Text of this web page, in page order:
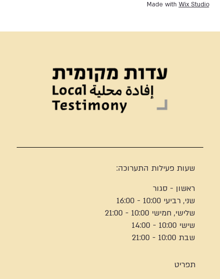
Made with Wix Studio
שעות פעילות התערוכה:
ראשון - סגור
שני, רביעי 10:00 - 16:00
שלישי, חמישי 10:00 - 21:00
שישי 10:00 - 14:00
שבת 10:00 - 21:00
תפריט